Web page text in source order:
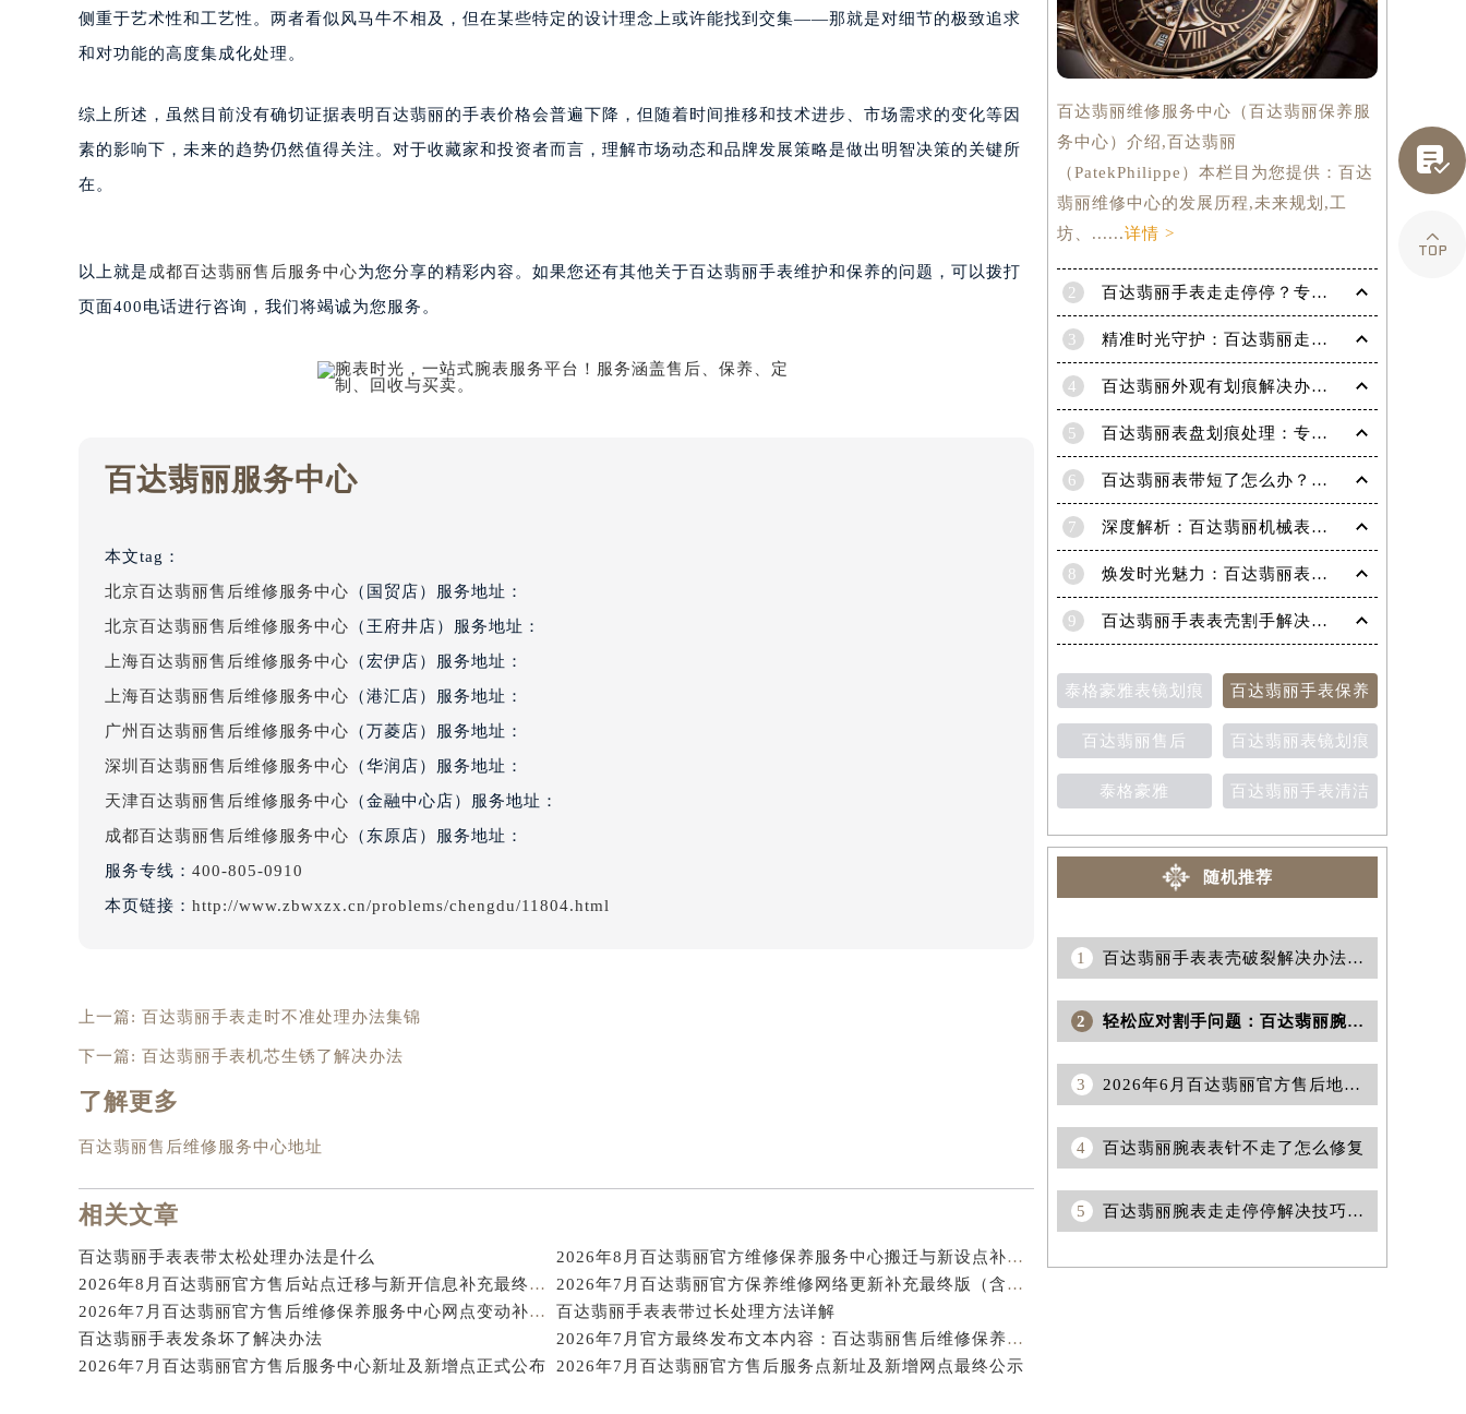
合肥市蜀山区潜山路111号万象城华润大厦B座12楼03室（需提前预约）
贵阳市南明区都司高架桥路33号亨特国际金融中心14楼14D（需提前预约）
海口市龙华区金贸东路5号海口华润大厦B座17层1707室（需提前预约）
唐山市路南区新华东道100号万达广场写字楼A座10层1002室（需提前预约）
内蒙古自治区呼和浩特市玉泉区大学西街70号华润万象城写字楼（鄂尔多斯大厦）23层2326室（需提前预约）
黑龙江省大庆市萨尔图区会战大街百达翡丽售后服务中心（需提前预约）
黑龙江省鹤岗市向阳区红军路百达翡丽售后服务中心（需提前预约）
黑龙江省佳木斯市向阳区长安路百达翡丽售后服务中心（需提前预约）
黑龙江省牡丹江市东安区太平路百达翡丽售后服务中心（需提前预约）
黑龙江省七台河市桃山区大同街百达翡丽售后服务中心（需提前预约）
黑龙江省绥化市北林区新华街与康庄路交叉口百达翡丽售后服务中心（需提前预约）
黑龙江省伊春市伊美区通河路百达翡丽售后服务中心（需提前预约）
吉林省白城市洮北区明仁南街百达翡丽售后服务中心（需提前预约）
吉林省白山市浑江区浑江大街百达翡丽售后服务中心（需提前预约）
吉林省吉林市船营区河南街百达翡丽售后服务中心（需提前预约）
吉林省通化市东昌区环通乡江南大街百达翡丽售后服务中心（需提前预约）
吉林省延边市延吉市解放路百达翡丽售后服务中心（需提前预约）
辽宁省朝阳市双塔区新华路百达翡丽售后服务中心（需提前预约）
辽宁省葫芦岛市连山区中央路百达翡丽售后服务中心（需提前预约）
辽宁省锦州市古塔区中央大街百达翡丽售后服务中心（需提前预约）
辽宁省辽阳市白塔区新运大街百达翡丽售后服务中心（需提前预约）
辽宁省盘锦市兴隆台区石油大街百达翡丽售后服务中心（需提前预约）
侧重于艺术性和工艺性。两者看似风马牛不相及，但在某些特定的设计理念上或许能找到交集——那就是对细节的极致追求
和对功能的高度集成化处理。
综上所述，虽然目前没有确切证据表明百达翡丽的手表价格会普遍下降，但随着时间推移和技术进步、市场需求的变化等因
素的影响下，未来的趋势仍然值得关注。对于收藏家和投资者而言，理解市场动态和品牌发展策略是做出明智决策的关键所
在。
以上就是 成都百达翡丽售后服务中心为您分享的精彩内容。如果您还有其他关于百达翡丽手表维护和保养的问题，可以拨打
页面400电话进行咨询，我们将竭诚为您服务。
百达翡丽服务中心
本文tag：
北京百达翡丽售后维修服务中心 （国贸店）服务地址：
北京百达翡丽售后维修服务中心 （王府井店）服务地址：
上海百达翡丽售后维修服务中心 （宏伊店）服务地址：
上海百达翡丽售后维修服务中心 （港汇店）服务地址：
广州百达翡丽售后维修服务中心 （万菱店）服务地址：
深圳百达翡丽售后维修服务中心 （华润店）服务地址：
天津百达翡丽售后维修服务中心 （金融中心店）服务地址：
成都百达翡丽售后维修服务中心 （东原店）服务地址：
服务专线： 400-805-0910
本页链接： http://www.zbwxzx.cn/problems/chengdu/11804.html
上一篇: 百达翡丽手表走时不准处理办法集锦
下一篇: 百达翡丽手表机芯生锈了解决办法
了解更多
百达翡丽售后维修服务中心地址
相关文章
百达翡丽手表表带太松处理办法是什么
2026年8月百达翡丽官方维修保养服务中心搬迁与新设点补充最终确认通告定稿发布
2026年8月百达翡丽官方售后站点迁移与新开信息补充最终总表
2026年7月百达翡丽官方保养维修网络更新补充最终版（含搬迁新增店面）确认内容发布
2026年7月百达翡丽官方售后维修保养服务中心网点变动补充速查
百达翡丽手表表带过长处理方法详解
百达翡丽手表发条坏了解决办法
2026年7月官方最终发布文本内容：百达翡丽售后维修保养中心搬迁与新增事项
2026年7月百达翡丽官方售后服务中心新址及新增点正式公布
2026年7月百达翡丽官方售后服务点新址及新增网点最终公示
百达翡丽维修服务中心（百达翡丽保养服
务中心）介绍,百达翡丽
（PatekPhilippe）本栏目为您提供：百达
翡丽维修中心的发展历程,未来规划,工
坊、......详情 >
2 百达翡丽手表走走停停？专业修复指南，让时间重新流畅运行
3 精准时光守护：百达翡丽走快了？掌握这份秘籍，让每一秒都精准无误！
4 百达翡丽外观有划痕解决办法是什么（专业修复技巧与注意事项）
5 百达翡丽表盘划痕处理：专业技巧，让爱表焕然一新
6 百达翡丽表带短了怎么办？超实用技巧教你轻松解决！
7 深度解析：百达翡丽机械表机芯生锈的高效修复策略
8 焕发时光魅力：百达翡丽表带掉色修复秘籍
9 百达翡丽手表表壳割手解决方法（保养与修复技巧分享）
泰格豪雅表镜划痕 百达翡丽手表保养
百达翡丽售后 百达翡丽表镜划痕
泰格豪雅 百达翡丽手表清洁
随机推荐
1 百达翡丽手表表壳破裂解决办法是什么
2 轻松应对割手问题：百达翡丽腕表表壳保护秘籍
3 2026年6月百达翡丽官方售后地址变更及新开店补充最终一览
4 百达翡丽腕表表针不走了怎么修复
5 百达翡丽腕表走走停停解决技巧深度解析

